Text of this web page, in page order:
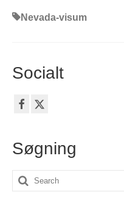
Nevada-visum
Socialt
Søgning
Search